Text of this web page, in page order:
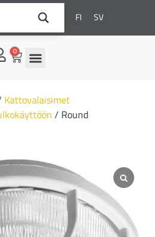
FI SV
0
Kattovalaisimet
/ Round